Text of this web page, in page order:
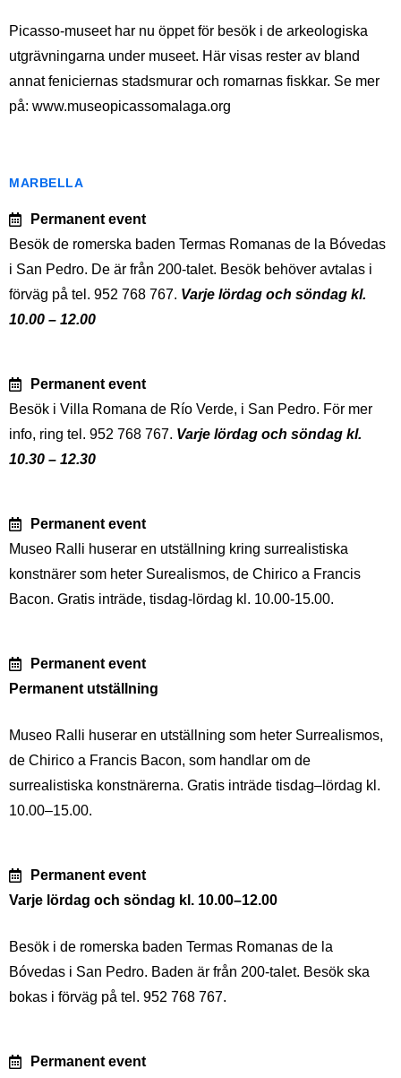
Picasso-museet har nu öppet för besök i de arkeologiska
utgrävningarna under museet. Här visas rester av bland
annat feniciernas stadsmurar och romarnas fiskkar. Se mer
på: www.museopicassomalaga.org
MARBELLA
Permanent event
Besök de romerska baden Termas Romanas de la Bóvedas
i San Pedro. De är från 200-talet. Besök behöver avtalas i
förväg på tel. 952 768 767. Varje lördag och söndag kl.
10.00 – 12.00
Permanent event
Besök i Villa Romana de Río Verde, i San Pedro. För mer
info, ring tel. 952 768 767. Varje lördag och söndag kl.
10.30 – 12.30
Permanent event
Museo Ralli huserar en utställning kring surrealistiska
konstnärer som heter Surealismos, de Chirico a Francis
Bacon. Gratis inträde, tisdag-lördag kl. 10.00-15.00.
Permanent event
Permanent utställning
Museo Ralli huserar en utställning som heter Surrealismos,
de Chirico a Francis Bacon, som handlar om de
surrealistiska konstnärerna. Gratis inträde tisdag–lördag kl.
10.00–15.00.
Permanent event
Varje lördag och söndag kl. 10.00–12.00
Besök i de romerska baden Termas Romanas de la
Bóvedas i San Pedro. Baden är från 200-talet. Besök ska
bokas i förväg på tel. 952 768 767.
Permanent event